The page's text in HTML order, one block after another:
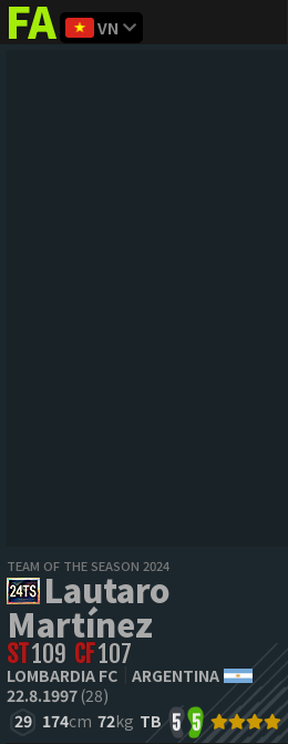
FIFAaddict
VN
TEAM OF THE SEASON 2024
Lautaro
Martínez
ST109 CF107
LOMBARDIA FC
ARGENTINA
22.8.1997(28)
29 174cm 72kg TB 5 5